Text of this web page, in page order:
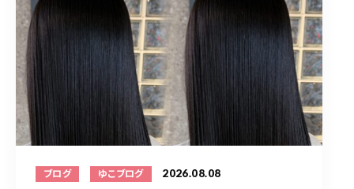
ブログ ゆこブログ 2026.08.08